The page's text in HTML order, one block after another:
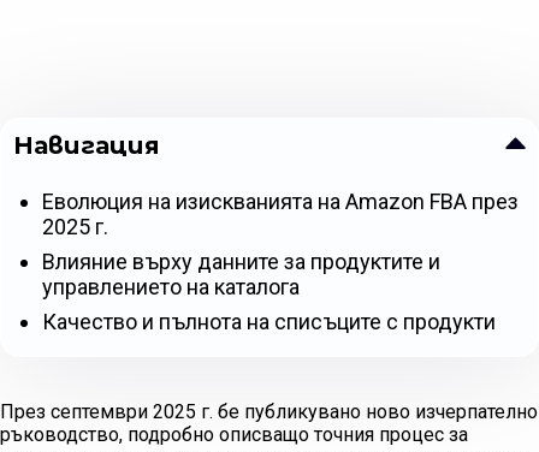
През септември 2025 г. бе публикувано ново изчерпателно
ръководство, подробно описващо точния процес за
Навигация
Еволюция на изискванията на Amazon FBA през
2025 г.
Влияние върху данните за продуктите и
управлението на каталога
Качество и пълнота на списъците с продукти